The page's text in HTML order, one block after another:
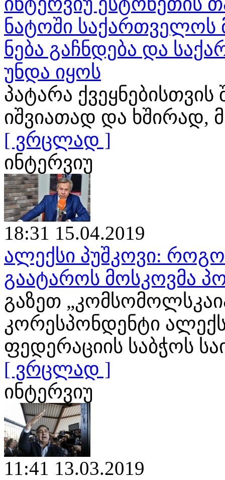
ნატოში საქართველოს
ნება გაჩნდება და
უნდა იყოს
პატარა
იშვიათად და
[ ვრცლად ]
ინტერვიუ
18:31 15.04.2019
ალექსი პუშკოვი:
გაატაროს მოსკოვმა
გაზეთ
კორესპონდენტი
ფედერაციის საბჭოს
[ ვრცლად ]
ინტერვიუ
11:41 13.03.2019